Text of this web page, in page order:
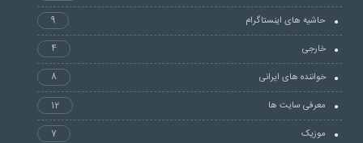
حاشیه های اینستاگرام
9
خارجی
4
خواننده های ایرانی
8
معرفی سایت ها
12
موزیک
7